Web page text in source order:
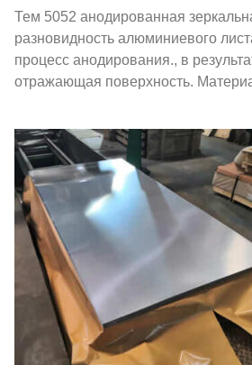
Тем 5052 анодированная
разновидность алюминиевого
процесс анодирования., в
отражающая поверхность.
известен своей превосходной
стойкостью и хорошей